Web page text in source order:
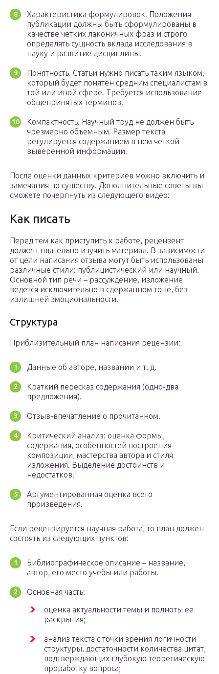
Характеристика формулировок. Положения
публикации должны быть сформулированы в
качестве четких лаконичных фраз и строго
определять сущность вклада исследования в
науку и развитие дисциплины.
Понятность. Статьи нужно писать таким языком,
который будет понятен средним специалистам в
той или иной сфере. Требуется использование
общепринятых терминов.
Компактность. Научный труд не должен быть
чрезмерно объемным. Размер текста
регулируется содержанием в нем четкой
выверенной информации.
После оценки данных критериев можно включить и
замечания по существу. Дополнительные советы вы
сможете почерпнуть из следующего видео:
Как писать
Перед тем как приступить к работе, рецензент
должен тщательно изучить материал. В зависимости
от цели написания отзыва могут быть использованы
различные стили: публицистический или научный.
Основной тип речи – рассуждение, изложение
ведется исключительно в сдержанном тоне, без
излишней эмоциональности.
Структура
Приблизительный план написания рецензии:
Данные об авторе, названии и т. д.
Краткий пересказ содержания (одно-два
предложения).
Отзыв-впечатление о прочитанном.
Критический анализ: оценка формы,
содержания, особенностей построения
композиции, мастерства автора и стиля
изложения. Выделение достоинств и
недостатков.
Аргументированная оценка всего
произведения.
Если рецензируется научная работа, то план должен
состоять из следующих пунктов:
Библиографическое описание – название,
автор, его место учебы или работы.
Основная часть:
оценка актуальности темы и полноты ее
раскрытия;
анализ текста с точки зрения логичности
структуры, достаточности количества цитат,
подтверждающих глубокую теоретическую
проработку вопроса;